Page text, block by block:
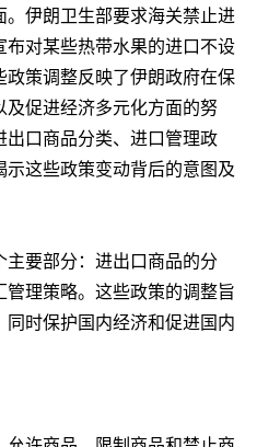
伊朗卫生部要求海关禁止进
对某些热带水果的进口不设
策调整反映了伊朗政府在保
促进经济多元化方面的努
口商品分类、进口管理政
这些政策变动背后的意图及
要部分：进出口商品的分
理策略。这些政策的调整旨
时保护国内经济和促进国内